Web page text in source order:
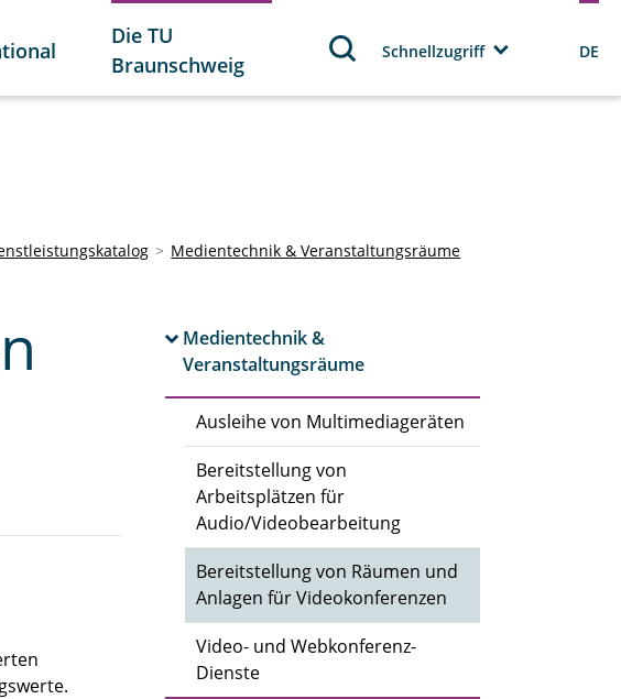
Die TU
Braunschweig
Schnellzugriff DE
Medientechnik & Veranstaltungsräume
Medientechnik &
Veranstaltungsräume
Ausleihe von Multimediageräten
Bereitstellung von
Arbeitsplätzen für
Audio/Videobearbeitung
Bereitstellung von Räumen und
Anlagen für Videokonferenzen
Video- und Webkonferenz-
Dienste